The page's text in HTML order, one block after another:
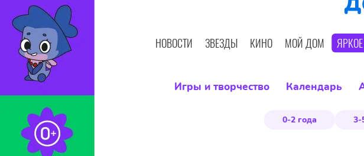
НОВОСТИ ЗВЕЗДЫ КИНО МОЙ ДОМ
Игры и творчество Календарь
0-2 года 3-